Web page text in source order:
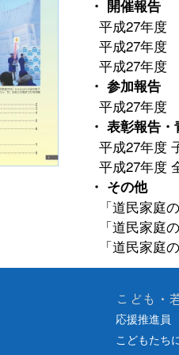
・ 開催報告
平成27年度
平成27年度
平成27年度
・ 参加報告
平成27年度
・ 表彰報告
平成27年度
平成27年度
・ その他
「道民家庭
「道民家庭
「道民家庭
こども・
応援推進員
こどもたち